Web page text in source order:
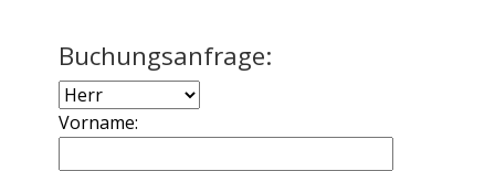
Buchungsanfrage:
Vorname: